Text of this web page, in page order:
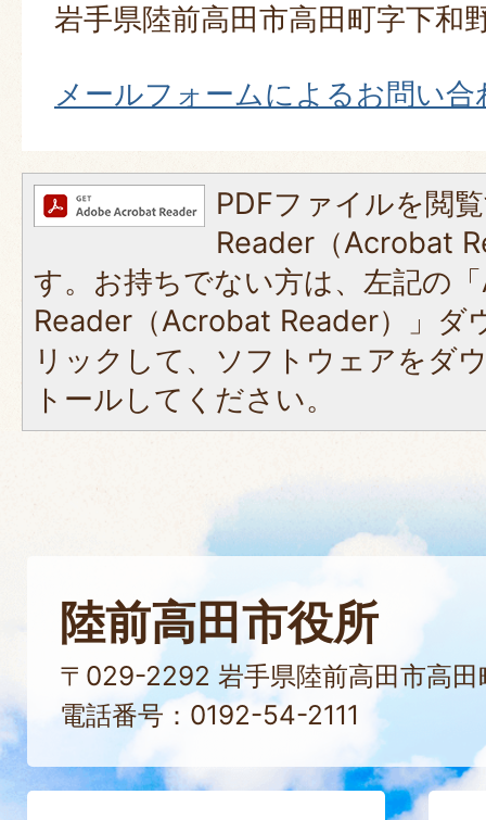
岩手県陸前高田市高田町字下和
メールフォームによるお問い合
PDFファイルを閲
Reader（Acrobat
す。お持ちでない方は、左記の
Reader（Acrobat Reader）」ダ
リックして、ソフトウェアをダ
トールしてください。
陸前高田市役所
〒029-2292 岩手県陸前高田市高田
電話番号：0192-54-2111